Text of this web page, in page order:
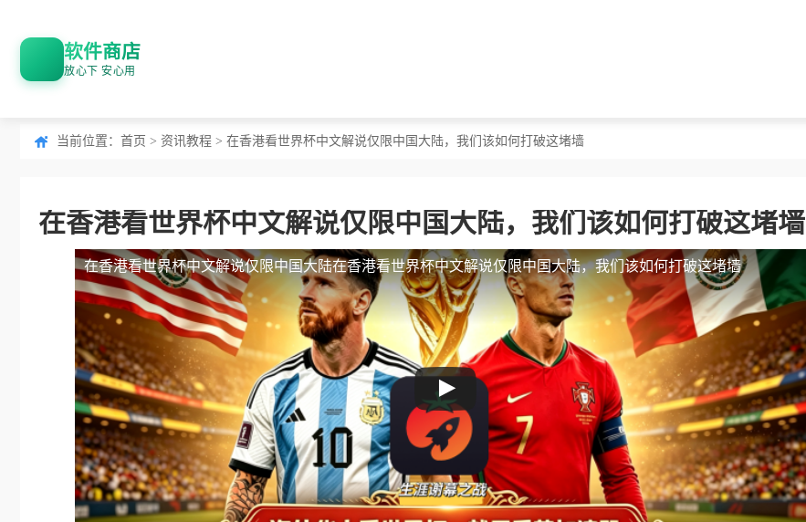
软件商店
放心下 安心用
当前位置： 首页 > 资讯教程 > 在香港看世界杯中文解说仅限中国大陆，我们该如何打破这堵墙
在香港看世界杯中文解说仅限中国大陆，我们该如何打破这堵墙
在香港看世界杯中文解说仅限中国大陆在香港看世界杯中文解说仅限中国大陆，我们该如何打破这堵墙